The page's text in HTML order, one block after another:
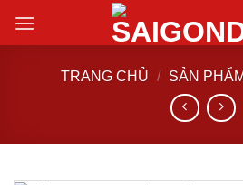
đến
TRANG CHỦ / SẢN